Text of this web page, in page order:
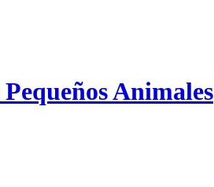
Animales